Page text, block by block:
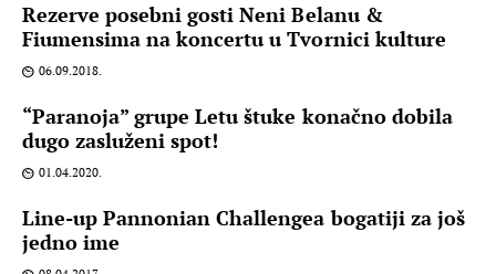
Rezerve posebni gosti Neni Belanu &
Fiumensima na koncertu u Tvornici kulture
06.09.2018.
“Paranoja” grupe Letu štuke konačno dobila
dugo zasluženi spot!
01.04.2020.
Line-up Pannonian Challengea bogatiji za još
jedno ime